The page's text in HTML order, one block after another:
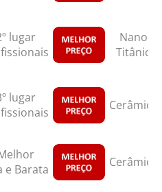
lugar
Nano
Titânio
lugar
Cerâmica
e Barata
Cerâmica